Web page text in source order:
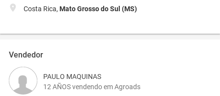
Costa Rica, Mato Grosso do Sul (MS)
Vendedor
PAULO MAQUINAS
12 AÑOS vendendo em Agroads